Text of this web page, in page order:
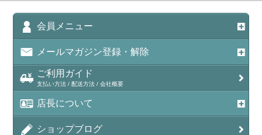
会員メニュー
メールマガジン登録・解除
ご利用ガイド
支払い方法 / 配送方法 / 会社概要
店長について
ショップブログ